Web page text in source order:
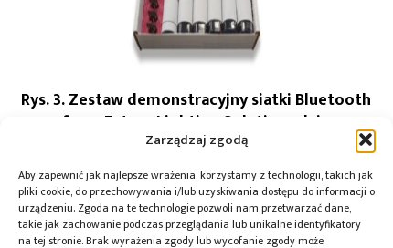
Zarządzaj zgodą
Aby zapewnić jak najlepsze wrażenia, korzystamy z technologii, takich jak
pliki cookie, do przechowywania i/lub uzyskiwania dostępu do informacji o
urządzeniu. Zgoda na te technologie pozwoli nam przetwarzać dane,
takie jak zachowanie podczas przeglądania lub unikalne identyfikatory
na tej stronie. Brak wyrażenia zgody lub wycofanie zgody może
Rys. 3. Zestaw demonstracyjny siatki Bluetooth
firmy Future Lighting Solutions daje
producentom OEM model do wdrożenia
bezprzewodowej technologii sterowania.
(Źródło zdjęcia: Future Electronics)
Autor:Francois Mirand